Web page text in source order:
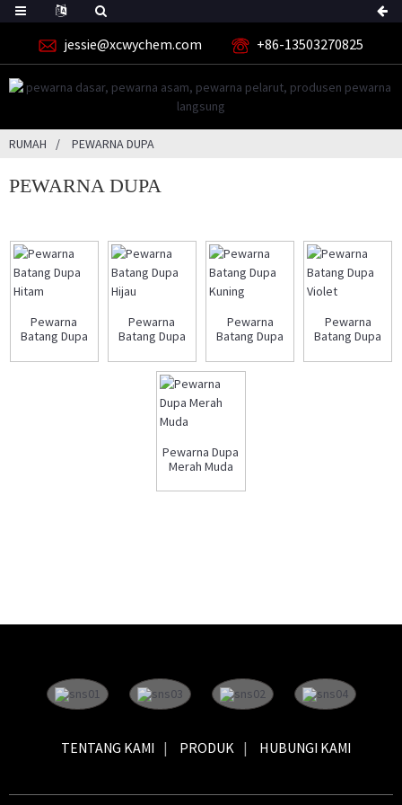
jessie@xcwychem.com +86-13503270825
RUMAH PEWARNA DUPA
PEWARNA DUPA
Pewarna
Batang Dupa
Pewarna
Batang Dupa
Pewarna
Batang Dupa
Pewarna
Batang Dupa
Pewarna Dupa
Merah Muda
TENTANG KAMI PRODUK HUBUNGI KAMI